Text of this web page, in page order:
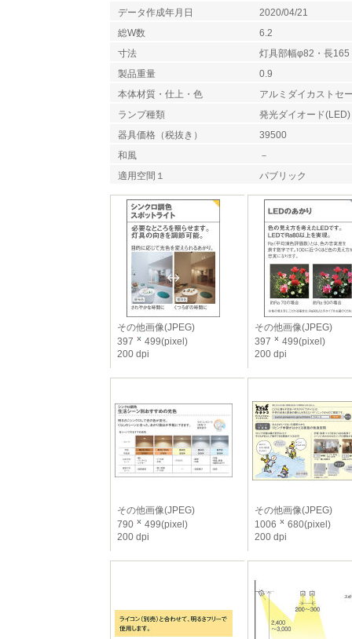
データ作成年月日
2020/04/21
総W数
6.2
寸法
灯具部幅φ82・長165
製品重量
0.9
本体材質・仕上・色
アルミダイカストセ
ランプ種類
発光ダイオード(LED)
器具価格（税抜き）
39500
和風
－
適用空間１
パブリック
その他画像(JPEG)
397
499(pixel)
200 dpi
その他画像(JPEG)
397
499(pixel)
200 dpi
その他画像(JPEG)
790
499(pixel)
200 dpi
その他画像(JPEG)
1006
680(pixel)
200 dpi